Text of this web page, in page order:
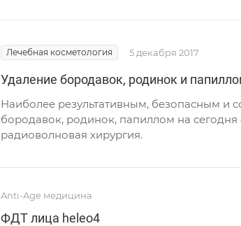
Лечебная косметология 5 декабря 2017
Удаление бородавок, родинок и
Наиболее результативным, безопасным и
бородавок, родинок, папиллом на сегодня
радиоволновая хирургия.
Anti-Age медицина
ФДТ лица heleo4